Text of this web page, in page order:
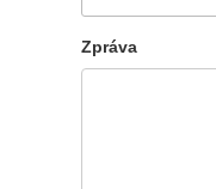
Zpráva